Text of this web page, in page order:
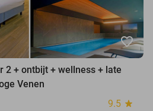
favorite_border
2 + ontbijt + wellness + late
Venen
9.5 star